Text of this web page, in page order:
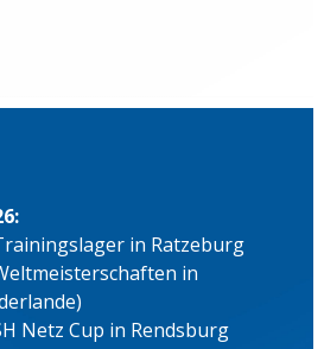
in Ratzeburg
in
Netz Cup in Rendsburg